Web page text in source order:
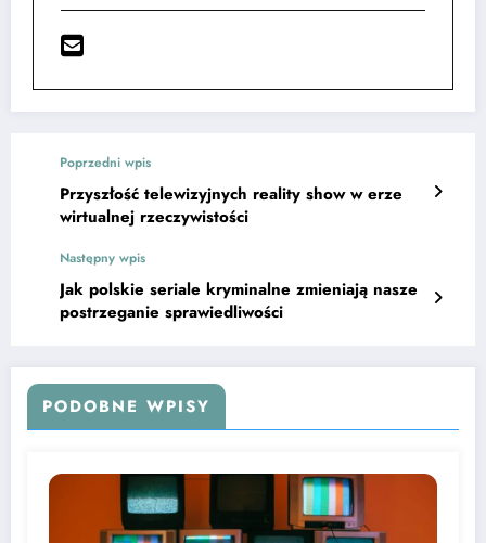
Poprzedni wpis
Przyszłość telewizyjnych reality show w erze
wirtualnej rzeczywistości
Następny wpis
Jak polskie seriale kryminalne zmieniają nasze
postrzeganie sprawiedliwości
PODOBNE WPISY